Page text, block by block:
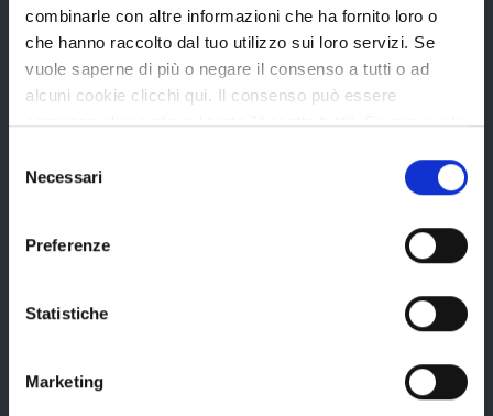
combinarle con altre informazioni che ha fornito loro o
che hanno raccolto dal tuo utilizzo sui loro servizi. Se
vuole saperne di più o negare il consenso a tutti o ad
alcuni cookie clicchi qui. Il consenso può essere
espresso cliccando sul tasto "Accetta tutti". Se non vuole
tasto "Rifiuta".
delNecessari
Preferenze
Statistiche
Marketing
Avvisi pubblici
Concorsi e selezioni
In scadenza
Aree tematiche
Archivio
Conferenza Territoriale Sociale e Sanitaria (CTSS)